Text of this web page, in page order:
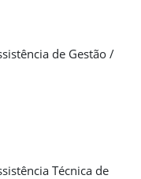
de Gestão /
Técnica de